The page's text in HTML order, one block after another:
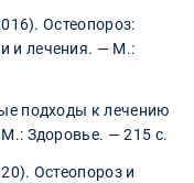
Остеопороз:
и лечения. — М.:
подходы к лечению
Здоровье. — 215 с.
Остеопороз и